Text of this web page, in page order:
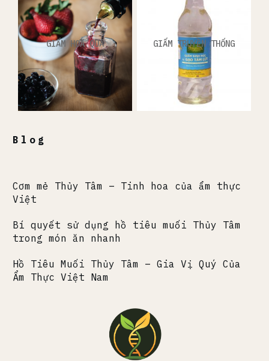
GIẤM HOA QUẢ GIẤM TRUYỀN THỐNG
Blog
Cơm mẻ Thủy Tâm – Tinh hoa của ẩm thực
Việt
Bí quyết sử dụng hồ tiêu muối Thủy Tâm
trong món ăn nhanh
Hồ Tiêu Muối Thủy Tâm – Gia Vị Quý Của
Ẩm Thực Việt Nam